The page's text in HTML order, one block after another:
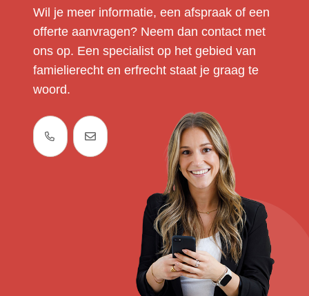
Wil je meer informatie, een afspraak of een
offerte aanvragen? Neem dan contact met
ons op. Een specialist op het gebied van
famielierecht en erfrecht staat je graag te
woord.